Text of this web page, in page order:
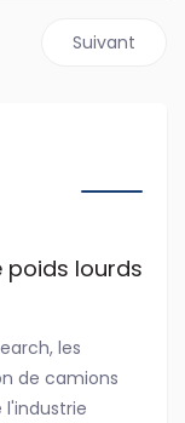
lignée X Line Grip D
Article
Suivant
poids lourds
les
de camions
l'industrie